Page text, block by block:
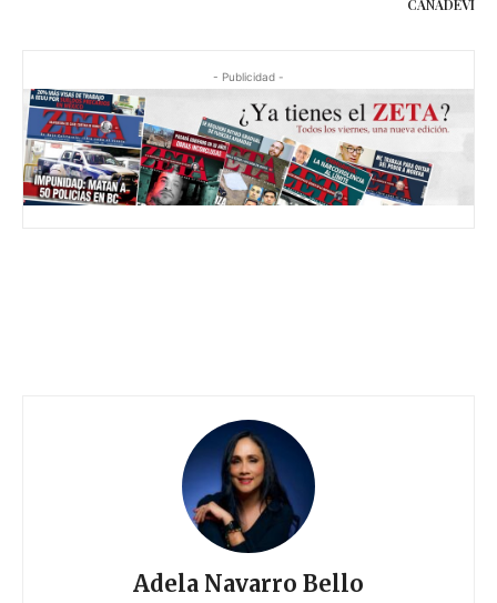
CANADEVI
- Publicidad -
Adela Navarro Bello